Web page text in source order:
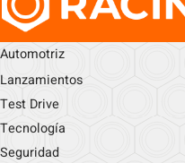
Automotriz
Lanzamientos
Test Drive
Tecnología
Seguridad